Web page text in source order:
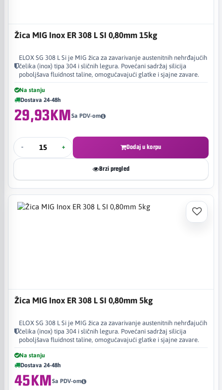
Žica MIG Inox ER 308 L SI 0,80mm 15kg
ELOX SG 308 L Si je MIG žica za zavarivanje austenitnih nehrđajućih
čelika (inox) tipa 304 i sličnih legura. Povećani sadržaj silicija
poboljšava fluidnost taline, omogućavajući glatke i sjajne zavare.
Na stanju
Dostava 24-48h
29,93KMSa PDV-om
- + Dodaj u korpu
Brzi pregled
Žica MIG Inox ER 308 L SI 0,80mm 5kg
ELOX SG 308 L Si je MIG žica za zavarivanje austenitnih nehrđajućih
čelika (inox) tipa 304 i sličnih legura. Povećani sadržaj silicija
poboljšava fluidnost taline, omogućavajući glatke i sjajne zavare.
Na stanju
Dostava 24-48h
45KMSa PDV-om